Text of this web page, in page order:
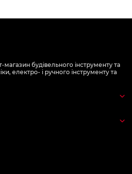
будівельного інструменту та
електро- і ручного інструменту та